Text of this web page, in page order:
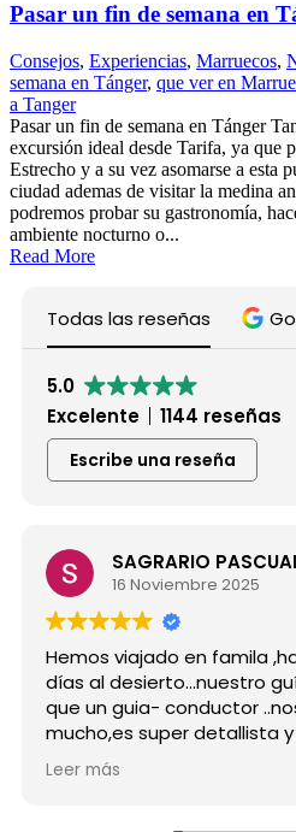
Pasar un fin de semana en
Consejos, Experiencias, Marruecos,
semana en Tánger, que ver en
a Tanger
Pasar un fin de semana en Tánger
excursión ideal desde Tarifa, ya que
Estrecho y a su vez asomarse a esta
ciudad ademas de visitar la medina
podremos probar su gastronomía,
ambiente nocturno o...
Read More
Todas las reseñas
5.0
Excelente
1144 reseñas
Escribe una reseña
SAGRARIO PASCUAL
16 Noviembre 2025
viajado en famila ,haciendo
desierto...nuestro guía,
guia- conductor ..nos ha
super detallista y buen
atento a todas nuestras
muchos lugares